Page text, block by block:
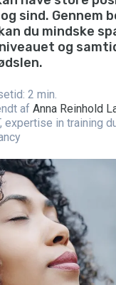
sind. Gennem
du mindske
og
2 min.
af Anna Reinhold
expertise in training